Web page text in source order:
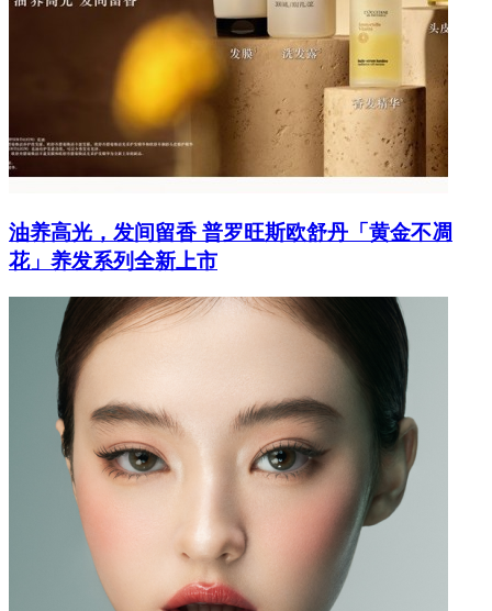
油养高光，发间留香 普罗旺斯欧舒丹「黄金不凋
花」养发系列全新上市